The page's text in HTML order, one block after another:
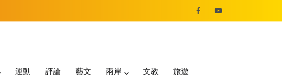
運動 評論 藝文 兩岸 文教 旅遊